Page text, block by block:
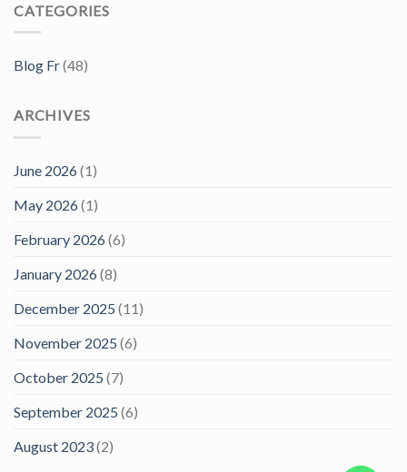
CATEGORIES
Blog Fr(48)
ARCHIVES
June 2026(1)
May 2026(1)
February 2026(6)
January 2026(8)
December 2025 (11)
November 2025 (6)
October 2025 (7)
September 2025 (6)
August 2023(2)